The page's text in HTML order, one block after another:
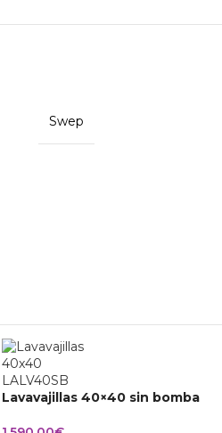
Swep
Lavavajillas 40×40 sin bomba